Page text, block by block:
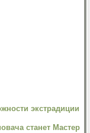
экстрадиции
станет Мастер